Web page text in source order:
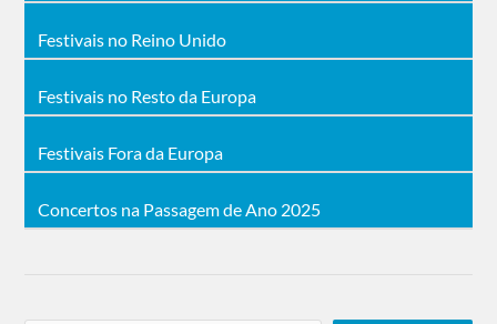
Festivais no Reino Unido
Festivais no Resto da Europa
Festivais Fora da Europa
Concertos na Passagem de Ano 2025